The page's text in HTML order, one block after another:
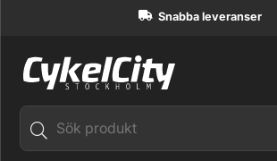
Snabba leveranser